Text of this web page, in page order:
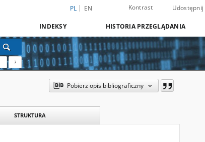
PL EN Kontrast Udostępnij
INDEKSY HISTORIA PRZEGLĄDANIA
?
Pobierz opis bibliograficzny
STRUKTURA